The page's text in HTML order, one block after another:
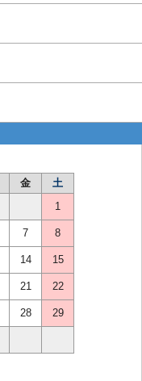
金
土
1
7 8
14 15
21 22
28 29